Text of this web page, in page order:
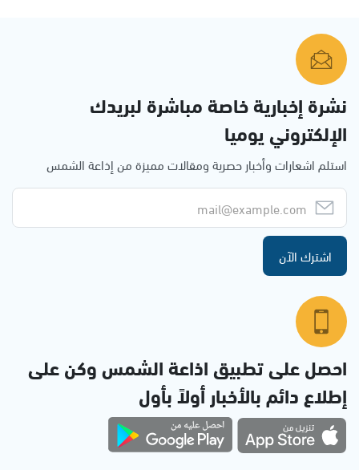
نشرة إخبارية خاصة مباشرة لبريدك
الإلكتروني يوميا
استلم اشعارات وأخبار حصرية ومقالات مميزة من إذاعة الشمس
اشترك الآن
احصل على تطبيق اذاعة الشمس وكن على
إطلاع دائم بالأخبار أولاً بأول